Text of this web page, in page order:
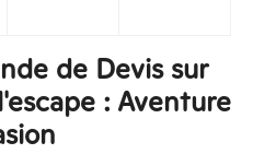
de Devis sur
: Aventure